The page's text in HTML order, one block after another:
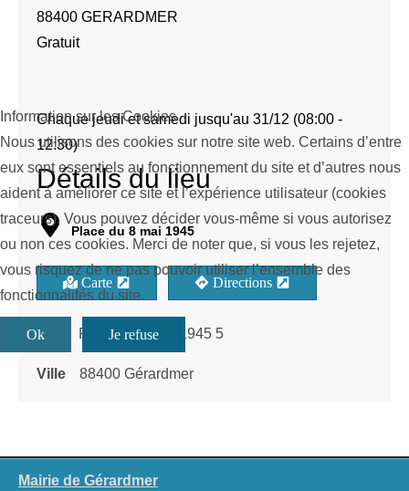
88400 GERARDMER
Gratuit
Chaque jeudi et samedi jusqu'au 31/12 (08:00 -
12:30)
Détails du lieu
Place du 8 mai 1945
Carte Directions
Rue Place du 8 mai 1945 5
Ville 88400 Gérardmer
Mairie de Gérardmer
Information sur les Cookies
Nous utilisons des cookies sur notre site web. Certains d’entre
eux sont essentiels au fonctionnement du site et d’autres nous
aident à améliorer ce site et l’expérience utilisateur (cookies
traceurs). Vous pouvez décider vous-même si vous autorisez
ou non ces cookies. Merci de noter que, si vous les rejetez,
vous risquez de ne pas pouvoir utiliser l’ensemble des
fonctionnalités du site.
Ok Je refuse